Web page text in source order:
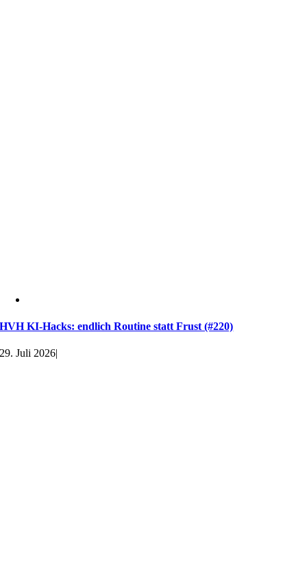
HVH KI-Hacks: endlich Routine statt Frust (#220)
29. Juli 2026|